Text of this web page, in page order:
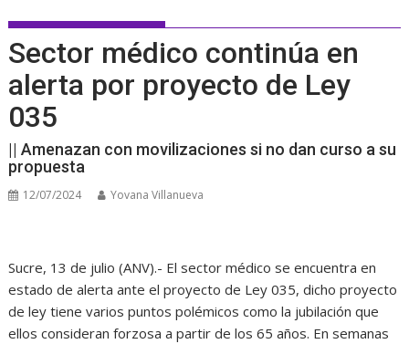
Sector médico continúa en
alerta por proyecto de Ley
035
|| Amenazan con movilizaciones si no dan curso a su
propuesta
12/07/2024 Yovana Villanueva
Sucre, 13 de julio (ANV).- El sector médico se encuentra en
estado de alerta ante el proyecto de Ley 035, dicho proyecto
de ley tiene varios puntos polémicos como la jubilación que
ellos consideran forzosa a partir de los 65 años. En semanas